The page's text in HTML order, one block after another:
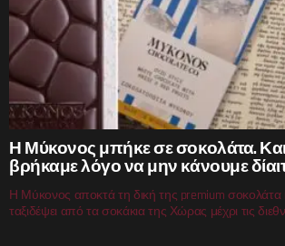
Η Μύκονος μπήκε σε σοκολάτα.
βρήκαμε λόγο να μην κάνουμε
Η Μύκονος αποκτά τη δική της premium σοκολάτα
ταξιδέψει από τα σοκάκια της Χώρας μέχρι τις